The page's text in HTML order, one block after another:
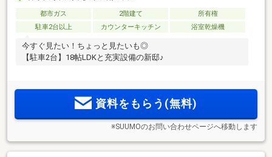
都市ガス 2階建て
所有権
駐車2台以上
カウンターキッチン 浴室乾燥機
今すぐ見たい！ちょっと見たいも◎
【駐車2台】18帖LDKと充実設備の新邸♪
資料をもらう(無料)
※SUUMOのお問い合わせページへ移動します